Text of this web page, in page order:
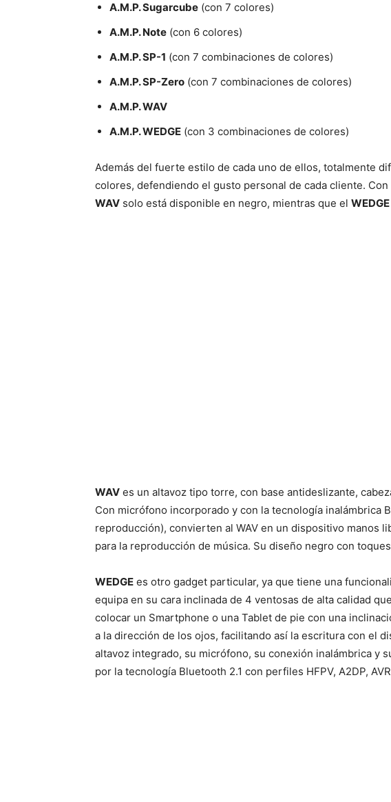
A.M.P. Sugarcube (con 7 colores)
A.M.P. Note (con 6 colores)
A.M.P. SP-1 (con 7 combinaciones de colores)
A.M.P. SP-Zero (con 7 combinaciones de colores)
A.M.P. WAV
A.M.P. WEDGE (con 3 combinaciones de colores)
Además del fuerte estilo de cada uno de ellos, totalmente
colores, defendiendo el gusto personal de cada cliente.
WAV solo está disponible en negro, mientras que el WEDGE
WAV es un altavoz tipo torre, con base antideslizante,
Con micrófono incorporado y con la tecnología inalámbrica
reproducción), convierten al WAV en un dispositivo manos
para la reproducción de música. Su diseño negro con
WEDGE es otro gadget particular, ya que tiene una
equipa en su cara inclinada de 4 ventosas de alta calidad
colocar un Smartphone o una Tablet de pie con una
a la dirección de los ojos, facilitando así la escritura con el
altavoz integrado, su micrófono, su conexión inalámbrica y
por la tecnología Bluetooth 2.1 con perfiles HFPV, A2DP,